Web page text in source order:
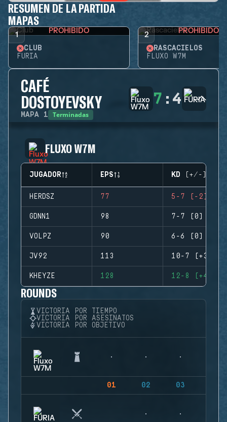
RESUMEN DE LA PARTIDA
MAPAS
1 PROHIBIDO
CLUB
FURIA
2 PROHIBIDO
RASCACIELOS
FLUXO W7M
CAFÉ
DOSTOYEVSKY
MAPA 1 Terminadas
7 : 4
FLUXO W7M
JUGADOR EPS KD (+/-)
HERDSZ 77 5-7 (-2)
GDNN1 98 7-7 (0)
VOLPZ 90 6-6 (0)
JV92 113 10-7 (+3)
KHEYZE 128 12-8 (+4)
ROUNDS
VICTORIA POR TIEMPO
VICTORIA POR ASESINATOS
VICTORIA POR OBJETIVO
01 02 03